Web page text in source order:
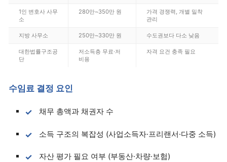
1인 변호사 사무
소
280만~350만 원
가격 경쟁력, 개별 밀착
관리
지방 사무소 250만~330만 원 수도권보다 다소 낮음
대한법률구조공
단
저소득층 무료·저
비용
자격 요건 충족 필요
수임료 결정 요인
채무 총액과 채권자 수
소득 구조의 복잡성 (사업소득자·프리랜서·다중 소득)
자산 평가 필요 여부 (부동산·차량·보험)